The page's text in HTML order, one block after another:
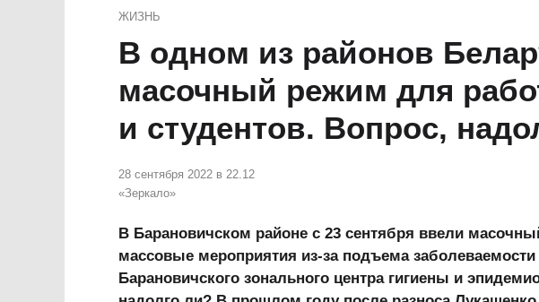
ЖИЗНЬ
В одном из районов
масочный режим для
и студентов. Вопрос,
28 сентября 2022 в 22.12
«Зеркало»
В Барановичском районе с 23 сентября ввели
массовые мероприятия из-за подъема заболеваемости
Барановичского зонального центра гигиены и